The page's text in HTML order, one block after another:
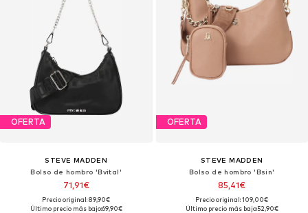
OFERTA
STEVE MADDEN
Bolso de hombro 'Bvital'
71,91€
Precio original: 89,90€
Último precio más bajo:69,90€
OFERTA
STEVE MADDEN
Bolso de hombro 'Bsin'
85,41€
Precio original: 109,00€
Último precio más bajo:52,90€